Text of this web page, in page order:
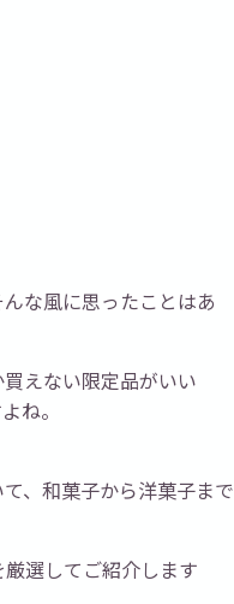
な風に思ったことはあ
えない限定品がいい
ね。
、和菓子から洋菓子まで
選してご紹介します